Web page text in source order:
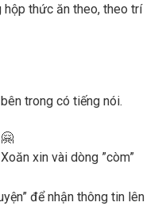
hộp thức ăn theo, theo trí
trong có tiếng nói.
xin vài dòng ”còm”
để nhận thông tin lên